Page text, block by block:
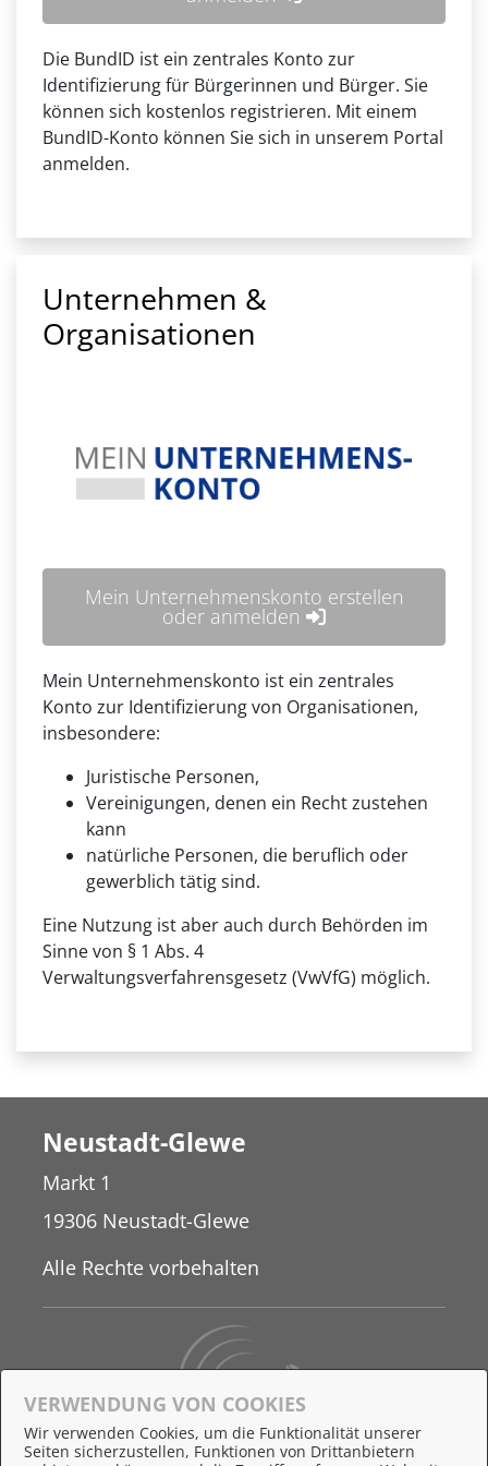
Die BundID ist ein zentrales Konto zur
Identifizierung für Bürgerinnen und Bürger. Sie
können sich kostenlos registrieren. Mit einem
BundID-Konto können Sie sich in unserem Portal
anmelden.
Unternehmen &
Organisationen
Mein Unternehmenskonto erstellen
oder anmelden
Mein Unternehmenskonto ist ein zentrales
Konto zur Identifizierung von Organisationen,
insbesondere:
Juristische Personen,
Vereinigungen, denen ein Recht zustehen
kann
natürliche Personen, die beruflich oder
gewerblich tätig sind.
Eine Nutzung ist aber auch durch Behörden im
Sinne von § 1 Abs. 4
Verwaltungsverfahrensgesetz (VwVfG) möglich.
Behördennummer 115
Neustadt-Glewe
Markt 1
19306 Neustadt-Glewe
Alle Rechte vorbehalten
VERWENDUNG VON COOKIES
Wir verwenden Cookies, um die Funktionalität unserer
Seiten sicherzustellen, Funktionen von Drittanbietern